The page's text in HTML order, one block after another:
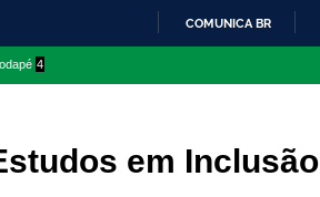
O
COMUNICA BR
4
em Inclusão